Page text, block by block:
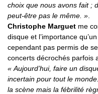
choix que nous avons fait ;
peut-être pas le même. »
Christophe Marguet me
disque et l’importance
cependant pas permis de
concerts décrochés parfois
« Aujourd’hui, faire un
incertain pour tout le
la scène mais la fébrilité